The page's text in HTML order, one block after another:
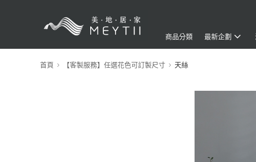
商品分類 最新企劃
首頁 【客製服務】任選花色可訂製尺寸 天絲